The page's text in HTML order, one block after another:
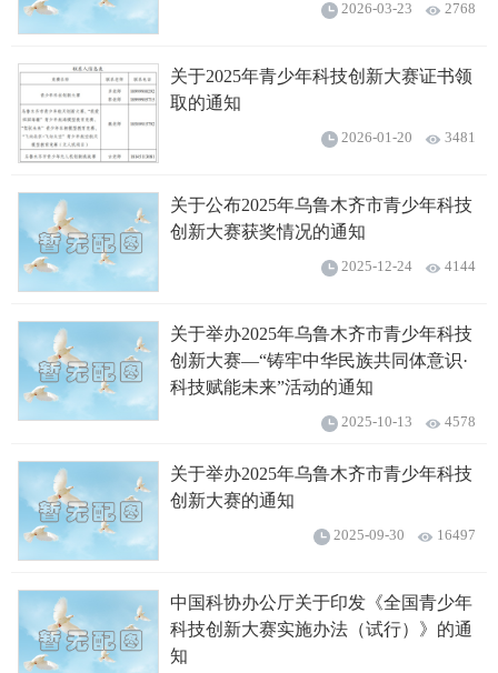
2026-03-23 2768
关于2025年青少年科技创新大赛证书领
取的通知
2026-01-20 3481
关于公布2025年乌鲁木齐市青少年科技
创新大赛获奖情况的通知
2025-12-24 4144
关于举办2025年乌鲁木齐市青少年科技
创新大赛—“铸牢中华民族共同体意识·
科技赋能未来”活动的通知
2025-10-13 4578
关于举办2025年乌鲁木齐市青少年科技
创新大赛的通知
2025-09-30 16497
中国科协办公厅关于印发《全国青少年
科技创新大赛实施办法（试行）》的通
知